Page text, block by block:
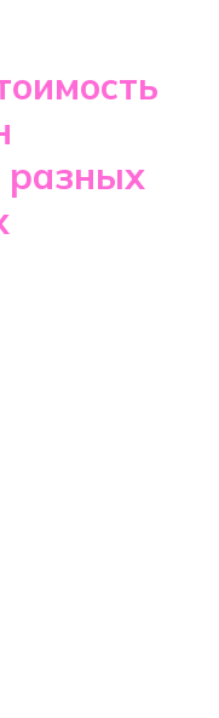
разных